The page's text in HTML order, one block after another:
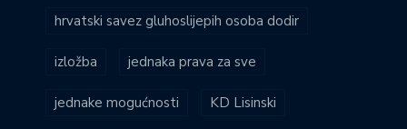
hrvatski savez gluhoslijepih osoba dodir
izložba jednaka prava za sve
jednake mogućnosti KD Lisinski